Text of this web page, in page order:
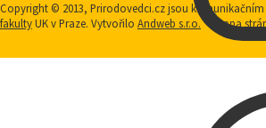
Copyright © 2013, Prirodovedci.cz jsou
fakultyUK v Praze. Vytvořilo Andweb s.r.o. Mapa